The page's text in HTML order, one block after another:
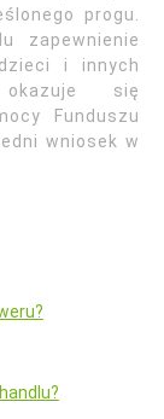
progu.
zapewnienie
i innych
się
Funduszu
wniosek w